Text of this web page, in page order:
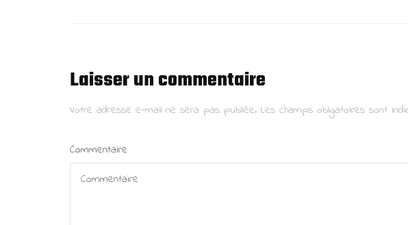
Laisser un commentaire
Votre adresse e-mail ne sera pas publiée. Les champs obligatoires sont
Commentaire